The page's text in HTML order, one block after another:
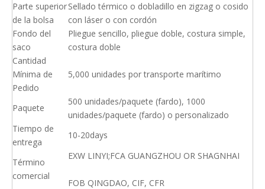
Parte superior
de la bolsa
Sellado térmico o dobladillo en zigzag o cosido
con láser o con cordón
Fondo del
saco
Pliegue sencillo, pliegue doble, costura simple,
costura doble
Cantidad
Mínima de
Pedido
5,000 unidades por transporte marítimo
Paquete
500 unidades/paquete (fardo), 1000
unidades/paquete (fardo) o personalizado
Tiempo de
entrega
10-20days
Término
comercial
EXW LINYI;FCA GUANGZHOU OR SHAGNHAI
FOB QINGDAO, CIF, CFR